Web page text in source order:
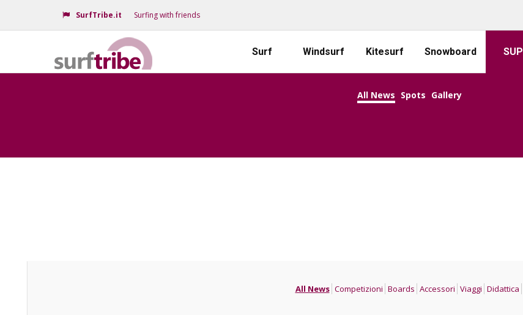
SurfTribe.it Surfing with friends
Surf Windsurf Kitesurf Snowboard SUP
All News Spots Gallery
KEEP CALM AND SUP ON!
All News Competizioni Boards Accessori Viaggi Didattica